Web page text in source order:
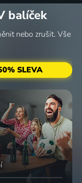
balíček
nebo zrušit. Vše
SLEVA